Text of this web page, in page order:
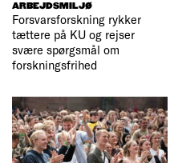
ARBEJDSMILJØ
Forsvarsforskning rykker
tættere på KU og rejser
svære spørgsmål om
forskningsfrihed